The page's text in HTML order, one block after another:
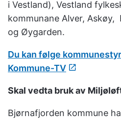
i Vestland), Vestland
kommunane Alver, Askøy,
og Øygarden.
Du kan følge
Kommune-TV
Skal vedta bruk av
Bjørnafjorden kommune